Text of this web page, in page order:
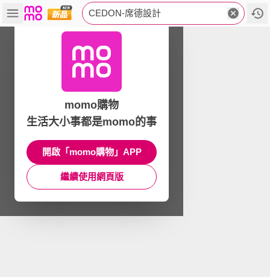
CEDON-席德設計
momo購物
生活大小事都是momo的事
開啟「momo購物」APP
繼續使用網頁版